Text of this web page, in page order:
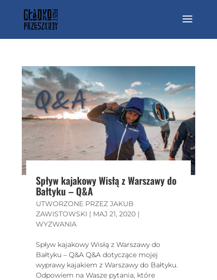
Spływ kajakowy Wisłą z Warszawy do
Bałtyku – Q&A
UTWORZONE PRZEZ JAKUB
ZAWISTOWSKI | MAJ 21, 2020|
WYZWANIA
Spływ kajakowy Wisłą z Warszawy do
Bałtyku – Q&A Q&A dotyczące mojej
wyprawy kajakiem z Warszawy do Bałtyku.
Odpowiem na Wasze pytania, które